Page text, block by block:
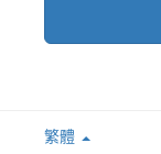
繁體